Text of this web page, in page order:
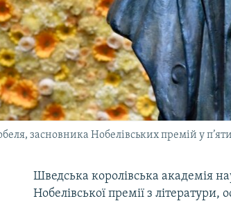
засновника Нобелівських премій у
Шведська королівська академія
Нобелівської премії з